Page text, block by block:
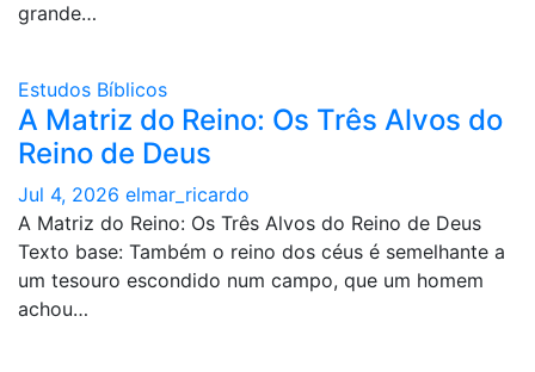
grande…
Estudos Bíblicos
A Matriz do Reino: Os Três Alvos do
Reino de Deus
Jul 4, 2026 elmar_ricardo
A Matriz do Reino: Os Três Alvos do Reino de Deus
Texto base: Também o reino dos céus é semelhante a
um tesouro escondido num campo, que um homem
achou…